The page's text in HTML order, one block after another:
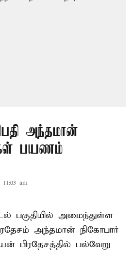
அந்தமான்
பயணம்
am
பகுதியில் அமைந்துள்ள
அந்தமான் நிகோபார்
பிரதேசத்தில் பல்வேறு